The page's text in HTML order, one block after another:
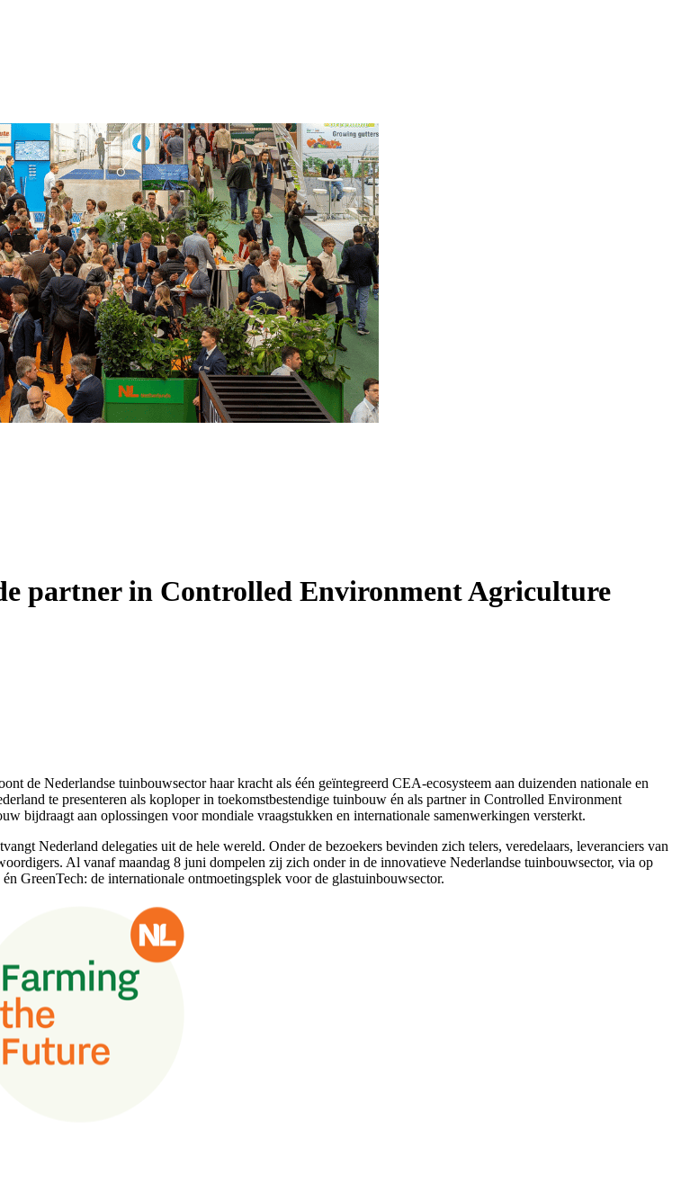
partner in Controlled Environment Agriculture
de Nederlandse tuinbouwsector haar kracht als één geïntegreerd CEA-ecosysteem aan duizenden nationale en
te presenteren als koploper in toekomstbestendige tuinbouw én als partner in Controlled Environment
bijdraagt aan oplossingen voor mondiale vraagstukken en internationale samenwerkingen versterkt.
Nederland delegaties uit de hele wereld. Onder de bezoekers bevinden zich telers, veredelaars, leveranciers van
Al vanaf maandag 8 juni dompelen zij zich onder in de innovatieve Nederlandse tuinbouwsector, via op
GreenTech: de internationale ontmoetingsplek voor de glastuinbouwsector.